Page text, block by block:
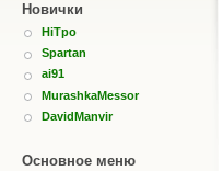
Новички
HiTpo
Spartan
ai91
MurashkaMessor
DavidManvir
Основное меню